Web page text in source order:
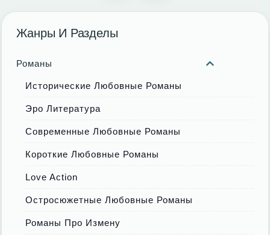
Жанры И Разделы
Романы
Исторические Любовные Романы
Эро Литература
Современные Любовные Романы
Короткие Любовные Романы
Love Action
Остросюжетные Любовные Романы
Романы Про Измену